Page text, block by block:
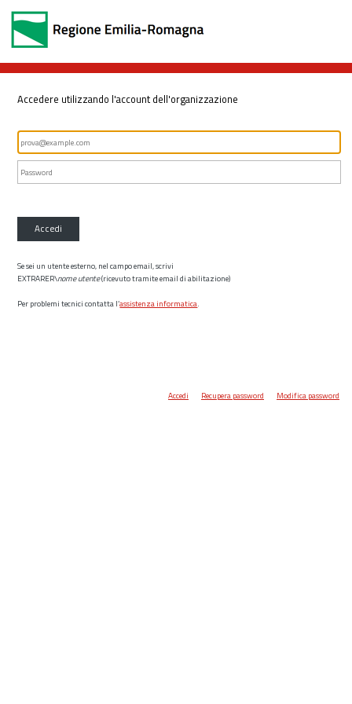
Accedere utilizzando l'account dell'organizzazione
Accedi
Se sei un utente esterno, nel campo email, scrivi
EXTRARER\nome utente(ricevuto tramite email di abilitazione)
Per problemi tecnici contatta l’assistenza informatica.
Accedi Recupera password Modifica password